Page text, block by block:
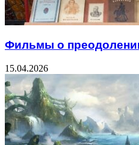
Фильмы о
15.04.2026